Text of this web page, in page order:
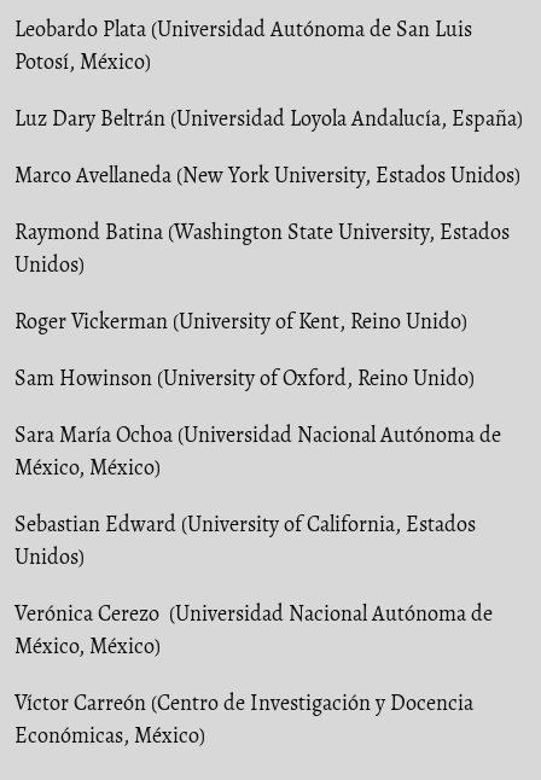
Leobardo Plata (Universidad Autónoma de San Luis
Potosí, México)
Luz Dary Beltrán (Universidad Loyola Andalucía, España)
Marco Avellaneda (New York University, Estados Unidos)
Raymond Batina (Washington State University, Estados
Unidos)
Roger Vickerman (University of Kent, Reino Unido)
Sam Howinson (University of Oxford, Reino Unido)
Sara María Ochoa (Universidad Nacional Autónoma de
México, México)
Sebastian Edward (University of California, Estados
Unidos)
Verónica Cerezo (Universidad Nacional Autónoma de
México, México)
Víctor Carreón (Centro de Investigación y Docencia
Económicas, México)